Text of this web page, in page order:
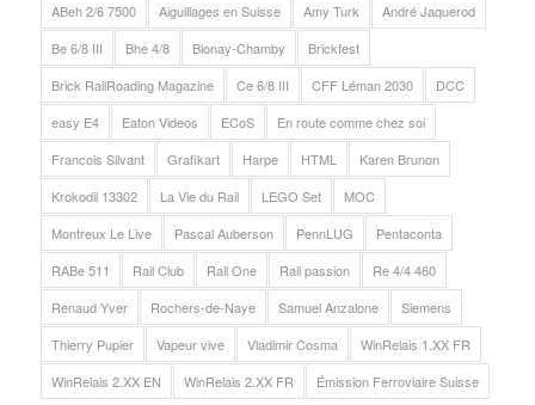
ABeh 2/6 7500 Aiguillages en Suisse Amy Turk
André Jaquerod
Be 6/8 III
Bhe 4/8 Blonay-Chamby
Brickfest
Brick RailRoading Magazine
Ce 6/8 III CFF Léman 2030
DCC
easy E4
Eaton Videos ECoS
En route comme chez soi
Francois Silvant
Grafikart Harpe HTML
Karen Brunon
Krokodil 13302
La Vie du Rail LEGO Set
MOC
Montreux Le Live
Pascal Auberson PennLUG
Pentaconta
RABe 511
Rail Club Rail One Rail passion
Re 4/4 460
Renaud Yver
Rochers-de-Naye Samuel Anzalone
Siemens
Thierry Pupier
Vapeur vive Vladimir Cosma
WinRelais 1.XX FR
WinRelais 2.XX EN
WinRelais 2.XX FR Émission Ferroviaire Suisse